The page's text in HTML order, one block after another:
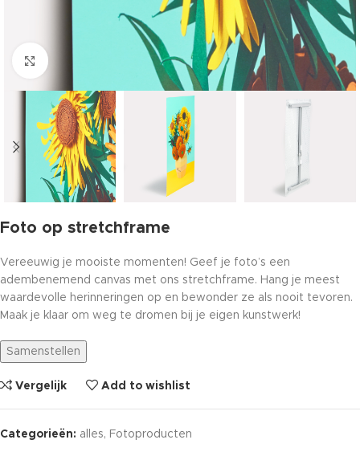
Click to enlarge
Foto op stretchframe
Vereeuwig je mooiste momenten! Geef je foto’s een
adembenemend canvas met ons stretchframe. Hang je meest
waardevolle herinneringen op en bewonder ze als nooit tevoren.
Maak je klaar om weg te dromen bij je eigen kunstwerk!
Samenstellen
Vergelijk Add to wishlist
Categorieën: alles, Fotoproducten